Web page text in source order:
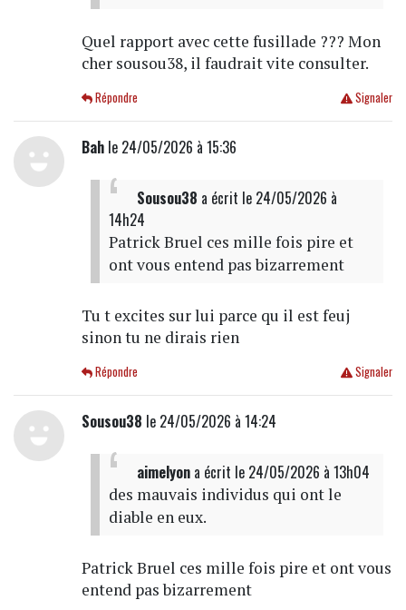
Quel rapport avec cette fusillade ??? Mon
cher sousou38, il faudrait vite consulter.
Signaler
Répondre
Bahle 24/05/2026 à 15:36
Sousou38 a écrit le 24/05/2026 à
14h24
Patrick Bruel ces mille fois pire et
ont vous entend pas bizarrement
Tu t excites sur lui parce qu il est feuj
sinon tu ne dirais rien
Signaler
Répondre
Sousou38 le 24/05/2026 à 14:24
aimelyona écrit le 24/05/2026 à 13h04
des mauvais individus qui ont le
diable en eux.
Patrick Bruel ces mille fois pire et ont vous
entend pas bizarrement